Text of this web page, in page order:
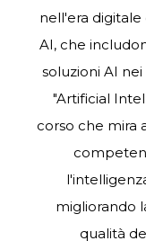
nell'era
AI, che
soluzioni AI
"Artificial
corso che mira
migliorando
qualità